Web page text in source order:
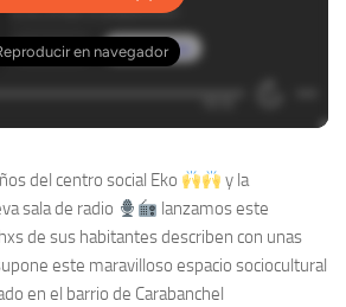
del centro social Eko
y la
sala de radio
lanzamos este
de sus habitantes describen con unas
este maravilloso espacio sociocultural
en el barrio de Carabanchel